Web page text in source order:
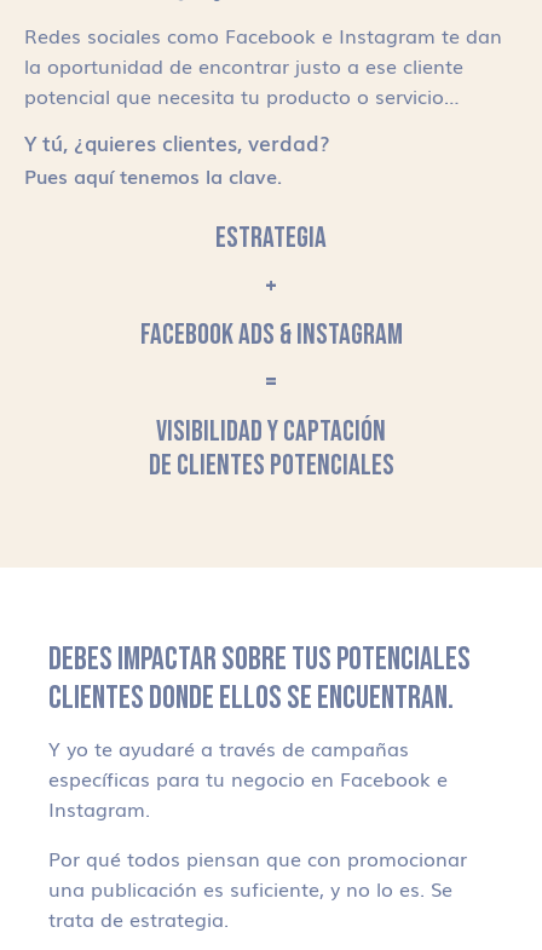
Redes sociales como Facebook e Instagram te dan
la oportunidad de encontrar justo a ese cliente
potencial que necesita tu producto o servicio…
Y tú, ¿quieres clientes, verdad?
Pues aquí tenemos la clave.
ESTRATEGIA
+
FACEBOOK ADS & INSTAGRAM
=
VISIBILIDAD Y CAPTACIÓN
DE CLIENTES POTENCIALES
DEBES IMPACTAR SOBRE TUS POTENCIALES
CLIENTES DONDE ELLOS SE ENCUENTRAN.
Y yo te ayudaré a través de campañas
específicas para tu negocio en Facebook e
Instagram.
Por qué todos piensan que con promocionar
una publicación es suficiente, y no lo es. Se
trata de estrategia.